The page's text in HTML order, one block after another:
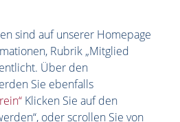
sind auf unserer Homepage
Rubrik „Mitglied
Über den
Sie ebenfalls
Klicken Sie auf den
oder scrollen Sie von